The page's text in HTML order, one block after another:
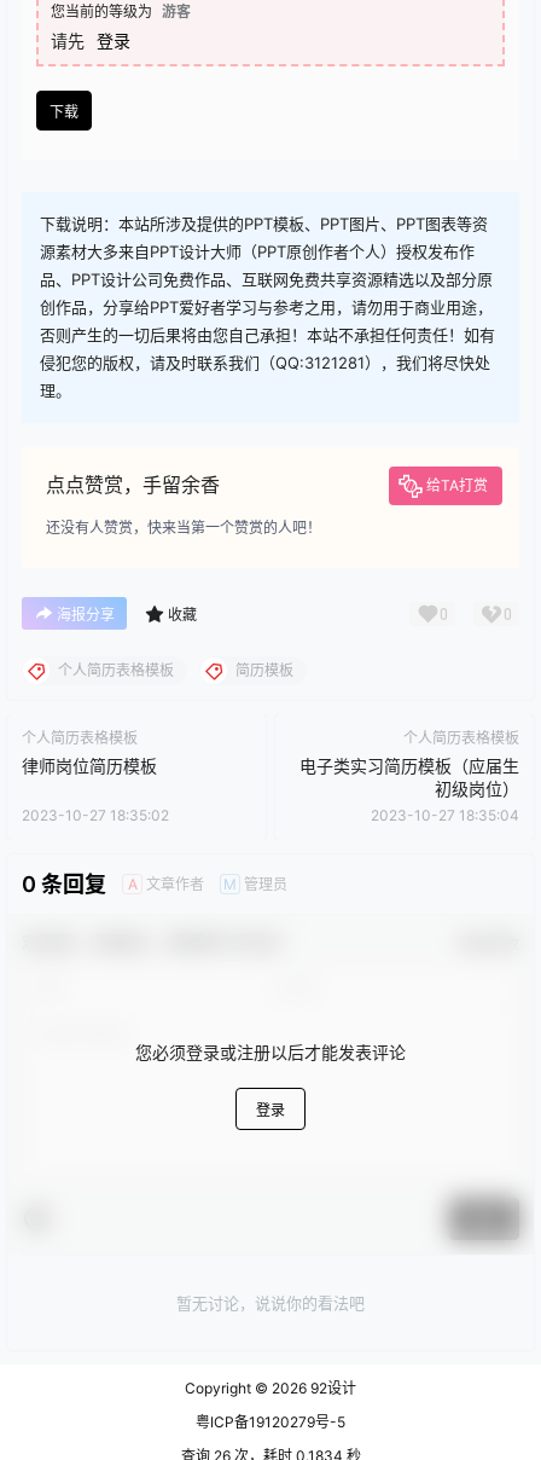
您当前的等级为 游客
请先 登录
下载
下载说明：本站所涉及提供的PPT模板、PPT图片、PPT图表等资
源素材大多来自PPT设计大师（PPT原创作者个人）授权发布作
品、PPT设计公司免费作品、互联网免费共享资源精选以及部分原
创作品，分享给PPT爱好者学习与参考之用，请勿用于商业用途，
否则产生的一切后果将由您自己承担！本站不承担任何责任！如有
侵犯您的版权，请及时联系我们（QQ:3121281），我们将尽快处
理。
点点赞赏，手留余香 给TA打赏
还没有人赞赏，快来当第一个赞赏的人吧！
海报分享 收藏 0 0
个人简历表格模板 简历模板
个人简历表格模板
律师岗位简历模板
2023-10-27 18:35:02
个人简历表格模板
电子类实习简历模板（应届生
初级岗位）
2023-10-27 18:35:04
0 条回复 A 文章作者 M 管理员
您必须登录或注册以后才能发表评论
登录
暂无讨论，说说你的看法吧
Copyright © 2026 92设计
粤ICP备19120279号-5
查询 26 次，耗时 0.1834 秒